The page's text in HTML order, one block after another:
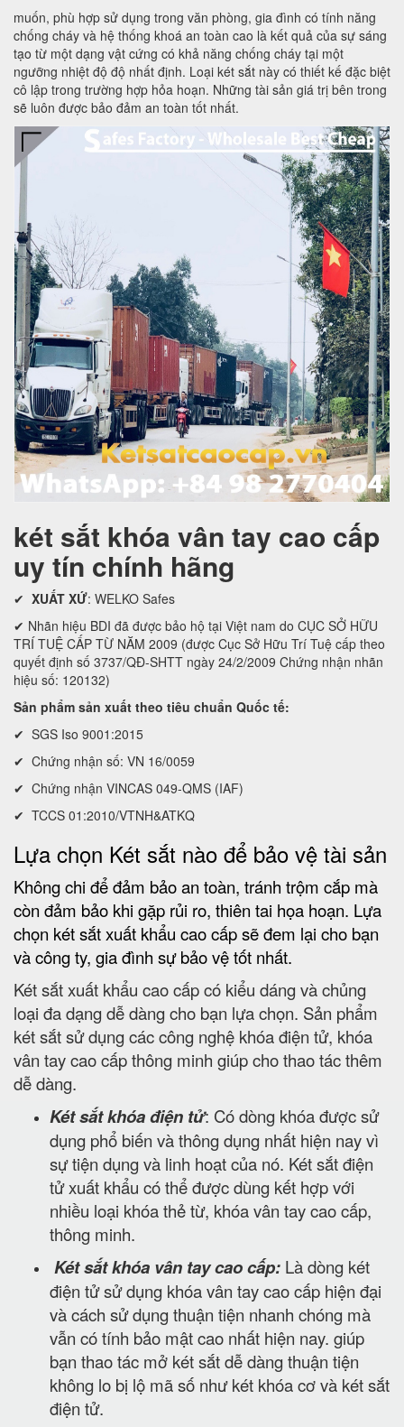
muốn, phù hợp sử dụng trong văn phòng, gia đình có tính năng
chống cháy và hệ thống khoá an toàn cao là kết quả của sự sáng
tạo từ một dạng vật cứng có khả năng chống cháy tại một
ngưỡng nhiệt độ độ nhất định. Loại két sắt này có thiết kế đặc biệt
cô lập trong trường hợp hỏa hoạn. Những tài sản giá trị bên trong
sẽ luôn được bảo đảm an toàn tốt nhất.
két sắt khóa vân tay cao cấp
uy tín chính hãng
✔ XUẤT XỨ: WELKO Safes
✔ Nhãn hiệu BDI đã được bảo hộ tại Việt nam do CỤC SỞ HỮU
TRÍ TUỆ CẤP TỪ NĂM 2009 (được Cục Sở Hữu Trí Tuệ cấp theo
quyết định số 3737/QĐ-SHTT ngày 24/2/2009 Chứng nhận nhãn
hiệu số: 120132)
Sản phẩm sản xuất theo tiêu chuẩn Quốc tế:
✔ SGS Iso 9001:2015
✔ Chứng nhận số: VN 16/0059
✔ Chứng nhận VINCAS 049-QMS (IAF)
✔ TCCS 01:2010/VTNH&ATKQ
Lựa chọn Két sắt nào để bảo vệ tài sản
Không chi để đảm bảo an toàn, tránh trộm cắp mà
còn đảm bảo khi gặp rủi ro, thiên tai họa hoạn. Lựa
chọn két sắt xuất khẩu cao cấp sẽ đem lại cho bạn
và công ty, gia đình sự bảo vệ tốt nhất.
Két sắt xuất khẩu cao cấp có kiểu dáng và chủng
loại đa dạng dễ dàng cho bạn lựa chọn. Sản phẩm
két sắt sử dụng các công nghệ khóa điện tử, khóa
vân tay cao cấp thông minh giúp cho thao tác thêm
dễ dàng.
Két sắt khóa điện tử: Có dòng khóa được sử
dụng phổ biến và thông dụng nhất hiện nay vì
sự tiện dụng và linh hoạt của nó. Két sắt điện
tử xuất khẩu có thể được dùng kết hợp với
nhiều loại khóa thẻ từ, khóa vân tay cao cấp,
thông minh.
Két sắt khóa vân tay cao cấp: Là dòng két
điện tử sử dụng khóa vân tay cao cấp hiện đại
và cách sử dụng thuận tiện nhanh chóng mà
vẫn có tính bảo mật cao nhất hiện nay. giúp
bạn thao tác mở két sắt dễ dàng thuận tiện
không lo bị lộ mã số như két khóa cơ và két sắt
điện tử.